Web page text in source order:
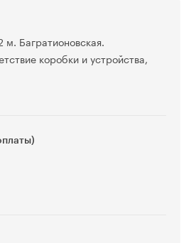
Багратионовская.
коробки и устройства,